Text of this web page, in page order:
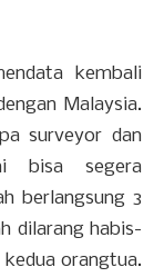
kembali
Malaysia.
surveyor dan
bisa segera
berlangsung 3
dilarang habis-
orangtua.